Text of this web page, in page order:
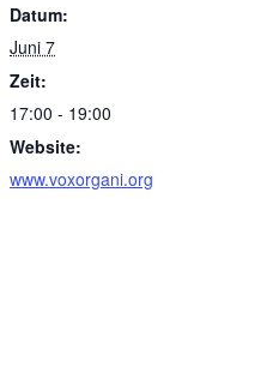
Datum:
Juni 7
Zeit:
17:00 - 19:00
Website:
www.voxorgani.org